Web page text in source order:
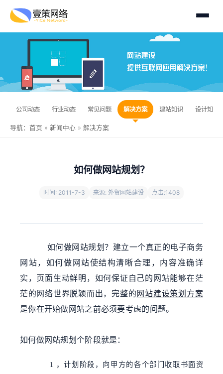
公司动态 行业动态 常见问题 解决方案 建站知识 设计知识
导航： 首页 » 新闻中心 » 解决方案
如何做网站规划？
时间: 2011-7-3 来源: 外贸网站建设 点击:1408
如何做网站规划？建立一个真正的电子商务
网站，如何做网站使结构清晰合理，内容准确详
实，页面生动鲜明，如何保证自己的网站能够在茫
茫的网络世界脱颖而出，完整的 网站建设策划方案
是你在开始做网站之前必须要考虑的问题。
如何做网站规划个阶段就是：
1 ，计划阶段，向甲方的各个部门收取书面资